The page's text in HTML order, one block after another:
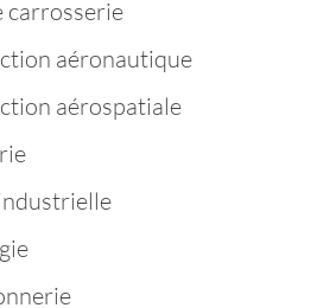
carrosserie
aéronautique
aérospatiale